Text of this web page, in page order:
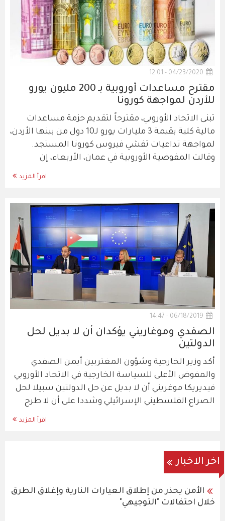
04/23/2020 - 12:01
مقترح مساعدات أوروبية بـ 200 مليون يورو
للأردن لمواجهة كورونا
تبنى الاتحاد الأوروبي، مقترحاً لتقديم حزمة مساعدات
مالية كلية بقيمة 3 مليارات يورو لـ10 دول من بينها الأردن،
لمواجهة تداعيات تفشي فيروس كورونا المستجد.
وقالت المفوضية الأوروبية في عمان، الأربعاء، إن
اقرأ المزيد
06/18/2019 - 14:47
الصفدي وموغاريني يؤكدان أن لا بديل لحل
الدولتين
أكد وزير الخارجية وشؤون المغتربين أيمن الصفدي
والمفوض الأعلى للسياسة الخارجية في الاتحاد الأوروبي
فيديريكا موغريني أن لا بديل عن حل الدولتين سبيلا لحل
الصراع الفلسطيني الإسرائيلي وشددا على أن لا طرح
اقرأ المزيد
اخر الاخبار
الأمن يحذر من إطلاق العيارات النارية وإغلاق الطرق
خلال احتفالات "التوجيهي"